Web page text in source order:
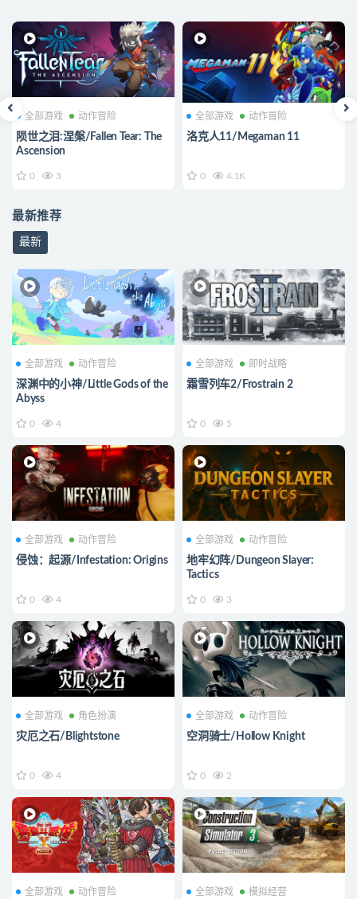
全部游戏 动作冒险
陨世之泪:涅槃/Fallen Tear: The
Ascension
0 3
全部游戏 动作冒险
洛克人11/Megaman 11
0 4.1K
最新推荐
最新
全部游戏 动作冒险
深渊中的小神/Little Gods of the
Abyss
0 4
全部游戏 即时战略
霜雪列车2/Frostrain 2
0 5
全部游戏 动作冒险
侵蚀：起源/Infestation: Origins
0 4
全部游戏 动作冒险
地牢幻阵/Dungeon Slayer:
Tactics
0 3
全部游戏 角色扮演
灾厄之石/Blightstone
0 4
全部游戏 动作冒险
空洞骑士/Hollow Knight
0 2
全部游戏 动作冒险 全部游戏 模拟经营